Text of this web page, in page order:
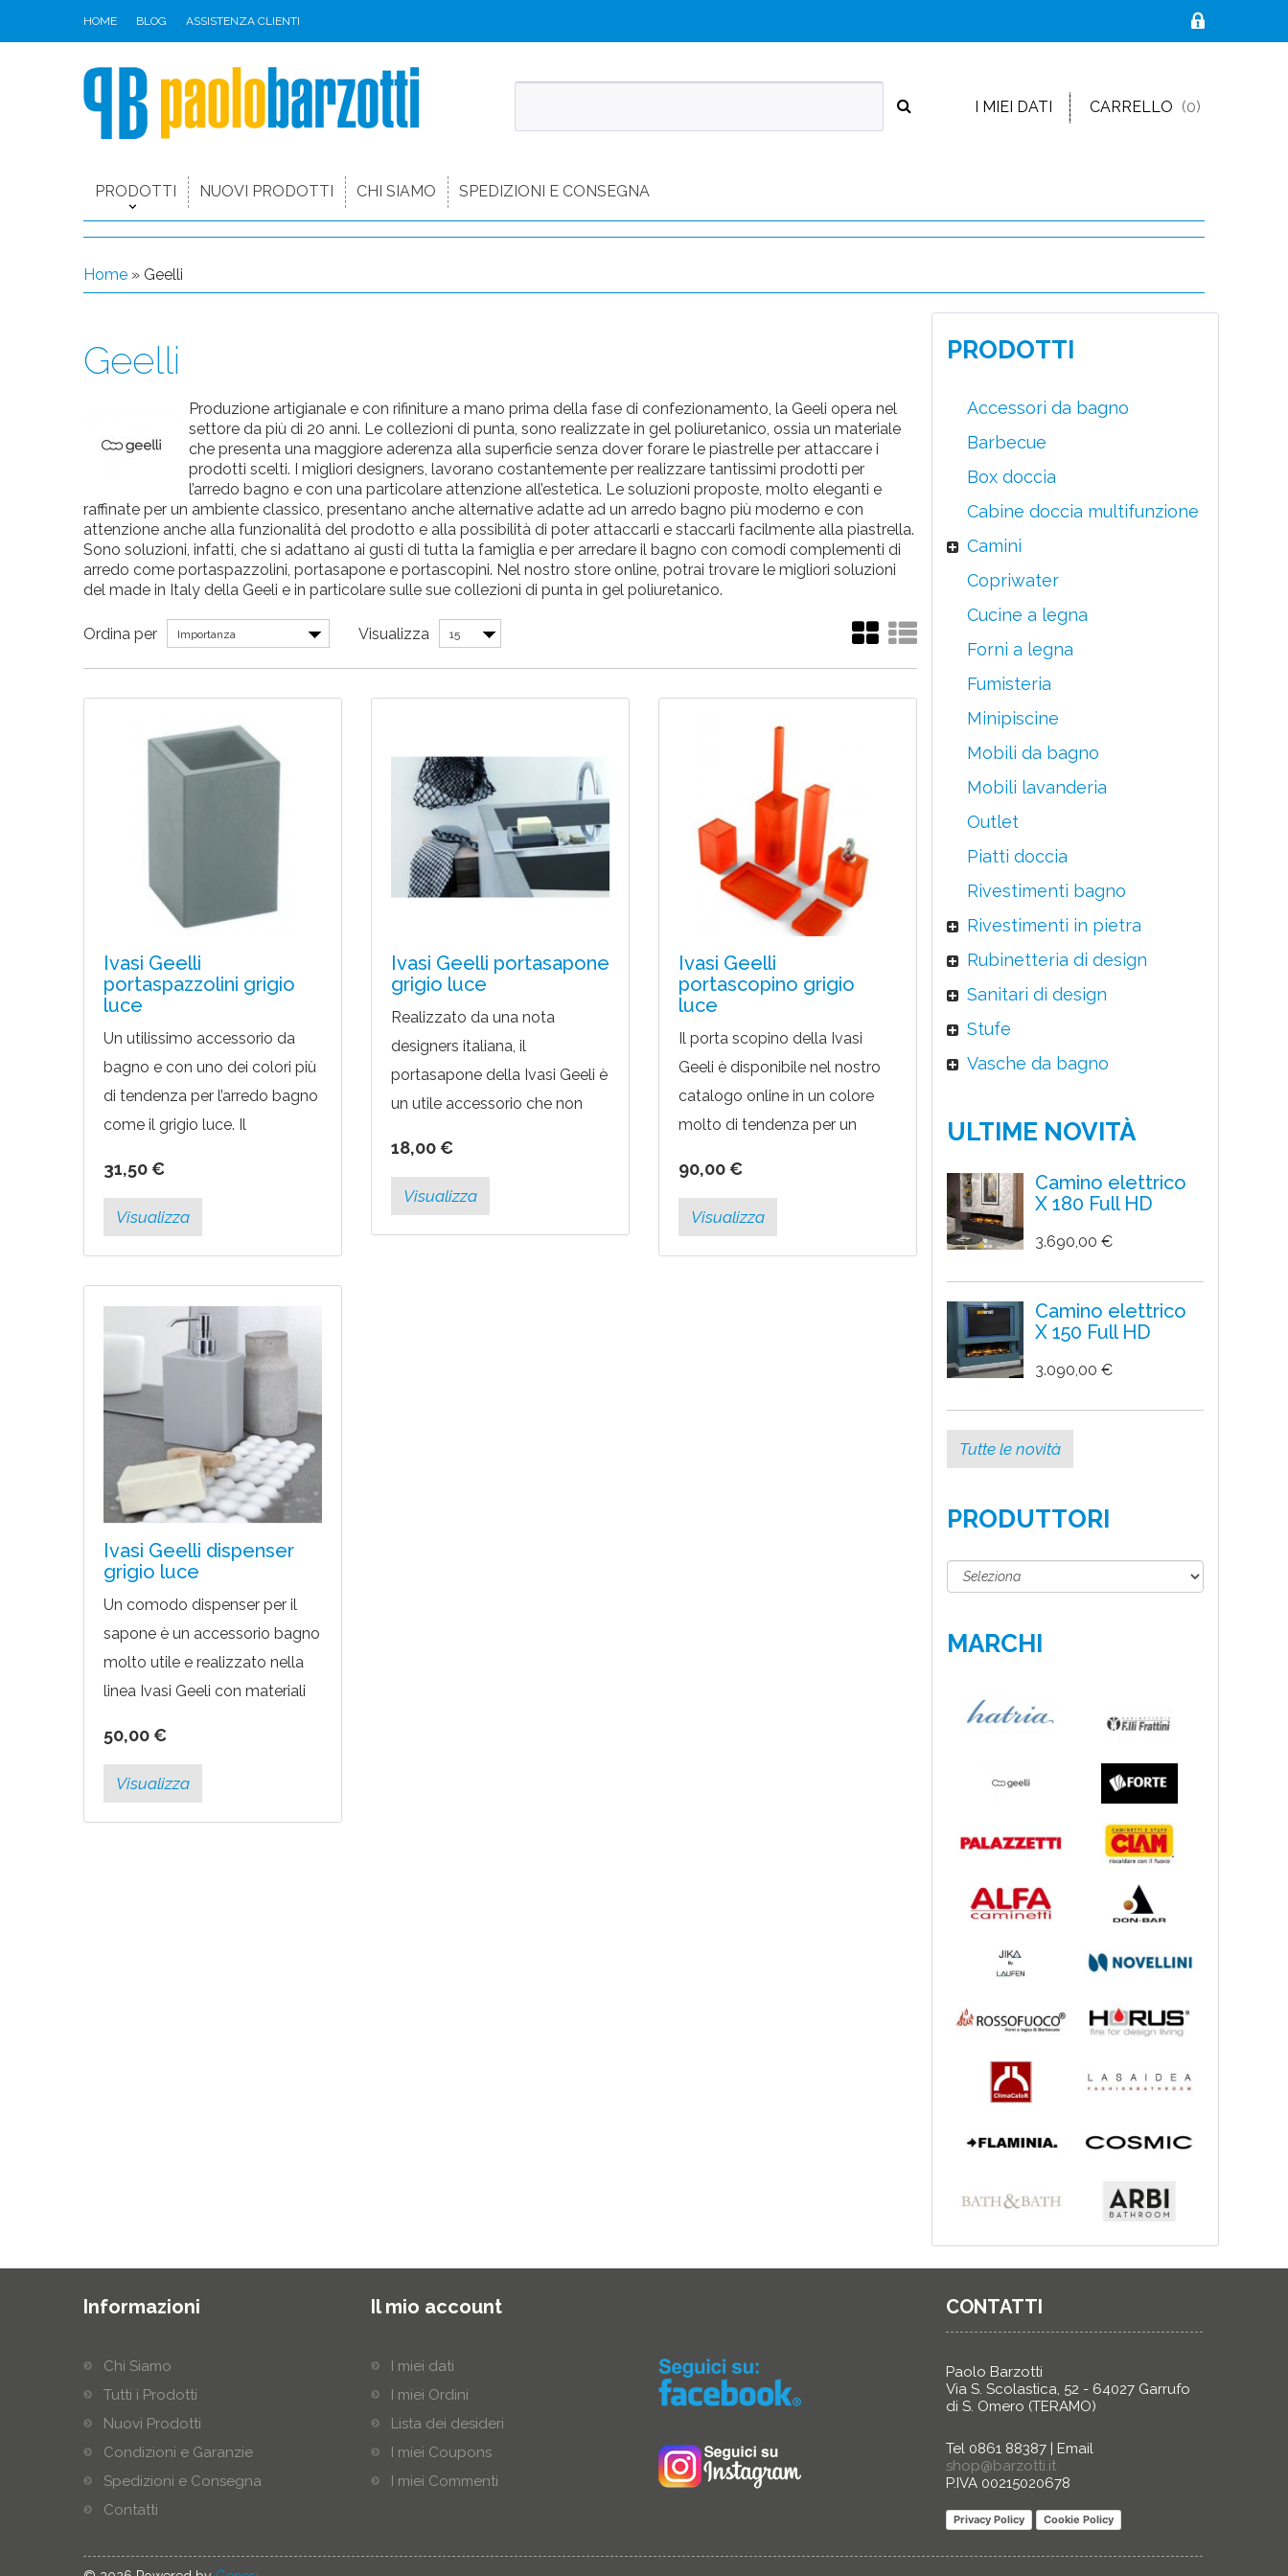
HOME BLOG ASSISTENZA CLIENTI
I MIEI DATI CARRELLO (0)
PRODOTTI NUOVI PRODOTTI CHI SIAMO SPEDIZIONI E CONSEGNA
Home » Geelli
Geelli
Produzione artigianale e con rifiniture a mano prima della fase di confezionamento, la Geeli opera nel
settore da più di 20 anni. Le collezioni di punta, sono realizzate in gel poliuretanico, ossia un materiale
che presenta una maggiore aderenza alla superficie senza dover forare le piastrelle per attaccare i
prodotti scelti. I migliori designers, lavorano costantemente per realizzare tantissimi prodotti per
l’arredo bagno e con una particolare attenzione all’estetica. Le soluzioni proposte, molto eleganti e
raffinate per un ambiente classico, presentano anche alternative adatte ad un arredo bagno più moderno e con
attenzione anche alla funzionalità del prodotto e alla possibilità di poter attaccarli e staccarli facilmente alla piastrella.
Sono soluzioni, infatti, che si adattano ai gusti di tutta la famiglia e per arredare il bagno con comodi complementi di
arredo come portaspazzolini, portasapone e portascopini. Nel nostro store online, potrai trovare le migliori soluzioni
del made in Italy della Geeli e in particolare sulle sue collezioni di punta in gel poliuretanico.
Ordina per Importanza Visualizza 15
Ivasi Geelli
portaspazzolini grigio
luce
Un utilissimo accessorio da
bagno e con uno dei colori più
di tendenza per l’arredo bagno
come il grigio luce. Il
Ivasi Geeli è disegnata da una...
31,50 €
Visualizza
Ivasi Geelli portasapone
grigio luce
Realizzato da una nota
designers italiana, il
portasapone della Ivasi Geeli è
un utile accessorio che non
Da poter coordinare anche
con altri prodotti...
18,00 €
Visualizza
Ivasi Geelli
portascopino grigio
luce
Il porta scopino della Ivasi
Geeli è disponibile nel nostro
catalogo online in un colore
molto di tendenza per un
luce. Il design è curato nei
minimi...
90,00 €
Visualizza
Ivasi Geelli dispenser
grigio luce
Un comodo dispenser per il
sapone è un accessorio bagno
molto utile e realizzato nella
linea Ivasi Geeli con materiali
il gel poliuretanico e che non...
50,00 €
Visualizza
PRODOTTI
Accessori da bagno
Barbecue
Box doccia
Cabine doccia multifunzione
Camini
Copriwater
Cucine a legna
Forni a legna
Fumisteria
Minipiscine
Mobili da bagno
Mobili lavanderia
Outlet
Piatti doccia
Rivestimenti bagno
Rivestimenti in pietra
Rubinetteria di design
Sanitari di design
Stufe
Vasche da bagno
ULTIME NOVITÀ
Camino elettrico
X 180 Full HD
3.690,00 €
Camino elettrico
X 150 Full HD
3.090,00 €
Tutte le novità
PRODUTTORI
MARCHI
Informazioni
Chi Siamo
Tutti i Prodotti
Nuovi Prodotti
Condizioni e Garanzie
Spedizioni e Consegna
Contatti
Il mio account
I miei dati
I miei Ordini
Lista dei desideri
I miei Coupons
I miei Commenti
CONTATTI
Paolo Barzotti
Via S. Scolastica, 52 - 64027 Garrufo
di S. Omero (TERAMO)
Tel 0861 88387 | Email
shop@barzotti.it
P.IVA 00215020678
Privacy Policy Cookie Policy